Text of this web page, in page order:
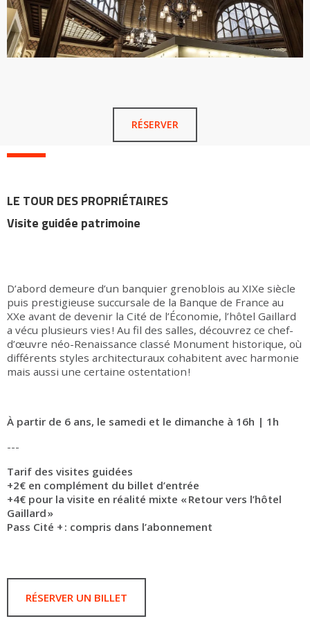
RÉSERVER
LE TOUR DES PROPRIÉTAIRES
Visite guidée patrimoine
D’abord demeure d’un banquier grenoblois au XIXe siècle
puis prestigieuse succursale de la Banque de France au
XXe avant de devenir la Cité de l’Économie, l’hôtel Gaillard
a vécu plusieurs vies ! Au fil des salles, découvrez ce chef-
d’œuvre néo-Renaissance classé Monument historique, où
différents styles architecturaux cohabitent avec harmonie
mais aussi une certaine ostentation !
À partir de 6 ans, le samedi et le dimanche à 16h | 1h
---
Tarif des visites guidées
+2€ en complément du billet d’entrée
+4€ pour la visite en réalité mixte « Retour vers l’hôtel
Gaillard »
Pass Cité + : compris dans l’abonnement
RÉSERVER UN BILLET